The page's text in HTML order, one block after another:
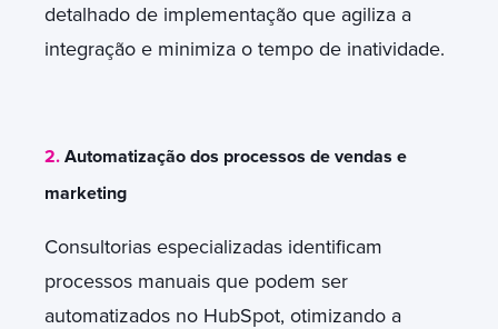
detalhado de implementação que agiliza a
integração e minimiza o tempo de inatividade.
2. Automatização dos processos de vendas e
marketing
Consultorias especializadas identificam
processos manuais que podem ser
automatizados no HubSpot, otimizando a